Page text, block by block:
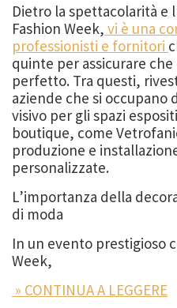
Dietro la spettacolarità e
Fashion Week, vi è una
professionisti e fornitori
quinte per assicurare
perfetto. Tra questi,
aziende che si occupano
visivo per gli spazi
boutique, come
produzione e
personalizzate.
L’importanza della
di moda
In un evento prestigioso
Week,
» CONTINUA A LEGGERE